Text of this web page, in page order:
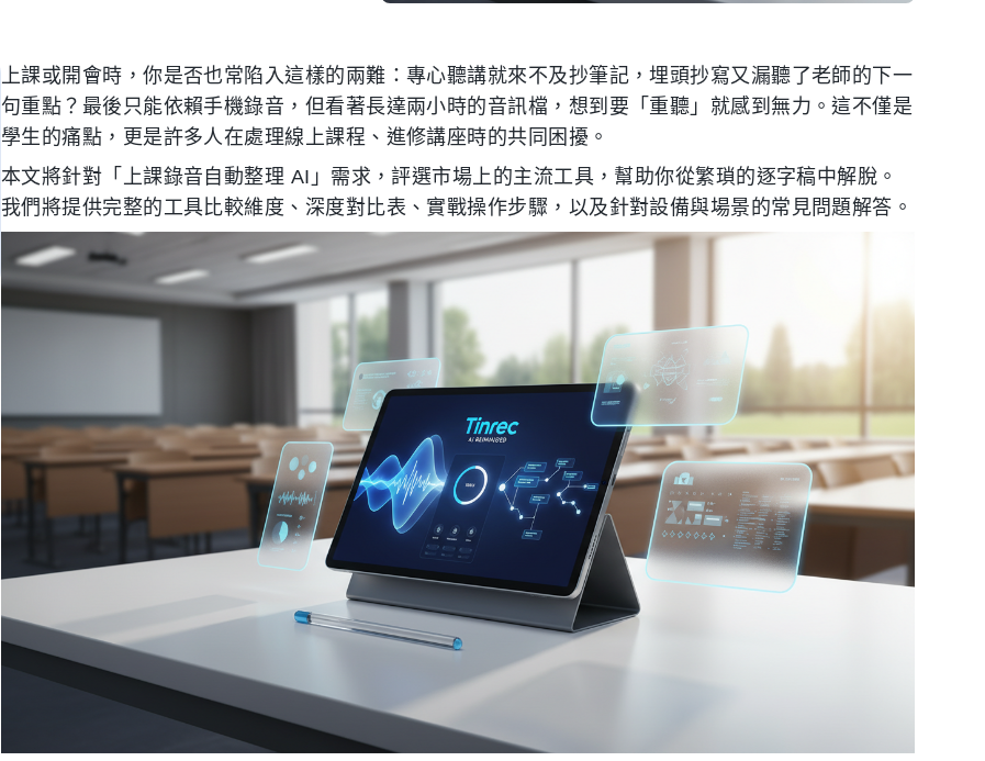
上課或開會時，你是否也常陷入這樣的兩難：專心聽講就來不及抄筆記，埋頭抄寫又漏聽了老師的下一
句重點？最後只能依賴手機錄音，但看著長達兩小時的音訊檔，想到要「重聽」就感到無力。這不僅是
學生的痛點，更是許多人在處理線上課程、進修講座時的共同困擾。
本文將針對「上課錄音自動整理 AI」需求，評選市場上的主流工具，幫助你從繁瑣的逐字稿中解脫。
我們將提供完整的工具比較維度、深度對比表、實戰操作步驟，以及針對設備與場景的常見問題解答。